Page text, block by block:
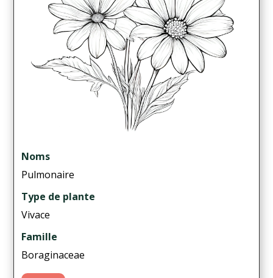
Noms
Pulmonaire
Type de plante
Vivace
Famille
Boraginaceae